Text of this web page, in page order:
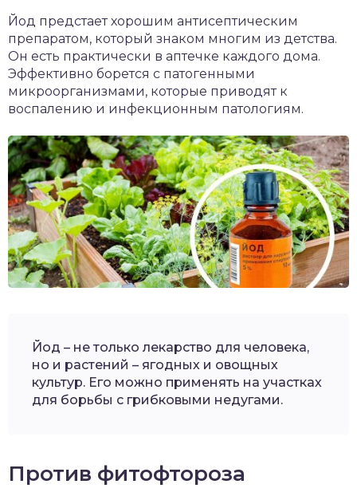
Йод предстает хорошим антисептическим
препаратом, который знаком многим из детства.
Он есть практически в аптечке каждого дома.
Эффективно борется с патогенными
микроорганизмами, которые приводят к
воспалению и инфекционным патологиям.
Йод – не только лекарство для человека,
но и растений – ягодных и овощных
культур. Его можно применять на участках
для борьбы с грибковыми недугами.
Против фитофтороза
крыши и кровли
и уход